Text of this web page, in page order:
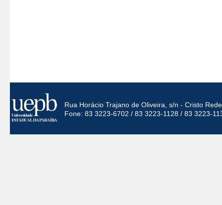
Rua Horácio Trajano de Oliveira, s/n - Cristo
Fone: 83 3223-6702 / 83 3223-1128 / 83 3223-